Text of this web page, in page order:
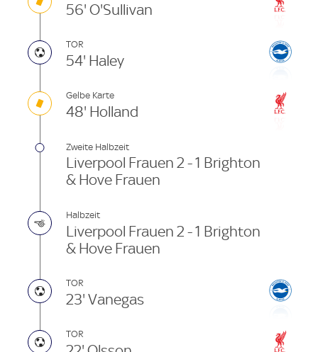
56' O'Sullivan
TOR
54' Haley
Gelbe Karte
48' Holland
Zweite Halbzeit
Liverpool Frauen 2 - 1 Brighton
& Hove Frauen
Halbzeit
Liverpool Frauen 2 - 1 Brighton
& Hove Frauen
TOR
23' Vanegas
TOR